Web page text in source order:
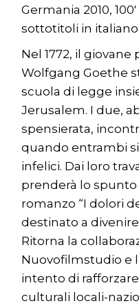
Germania 2010,
sottotitoli in italiano
Nel 1772, il
Wolfgang Goethe
scuola di legge
Jerusalem. I due,
spensierata,
quando entrambi
infelici. Dai loro
prenderà lo spunto
romanzo “I dolori
destinato a
Ritorna la
Nuovofilmstudio e
intento di
culturali locali-